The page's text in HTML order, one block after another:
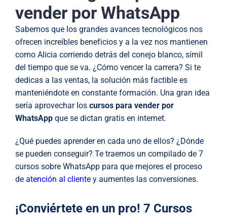
vender por WhatsApp
Sabemos que los grandes avances tecnológicos nos
ofrecen increíbles beneficios y a la vez nos mantienen
como Alicia corriendo detrás del conejo blanco, símil
del tiempo que se va. ¿Cómo vencer la carrera? Si te
dedicas a las ventas, la solución más factible es
manteniéndote en constante formación. Una gran idea
sería aprovechar los cursos para vender por
WhatsApp que se dictan gratis en internet.
¿Qué puedes aprender en cada uno de ellos? ¿Dónde
se pueden conseguir? Te traemos un compilado de 7
cursos sobre WhatsApp para que mejores el proceso
de atención al cliente y aumentes las conversiones.
¡Conviértete en un pro! 7 Cursos